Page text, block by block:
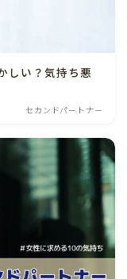
しい？気持ち悪
セカンドパートナー